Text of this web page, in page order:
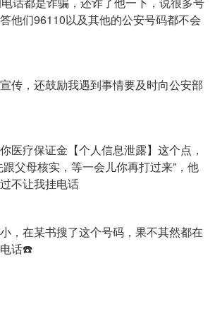
他们96110以及其他的公安号码都不会
传，还鼓励我遇到事情要及时向公安部
医疗保证金【个人信息泄露】这个点，
父母核实，等一会儿你再打过来”，他
不让我挂电话
，在某书搜了这个号码，果不其然都在
话☎️